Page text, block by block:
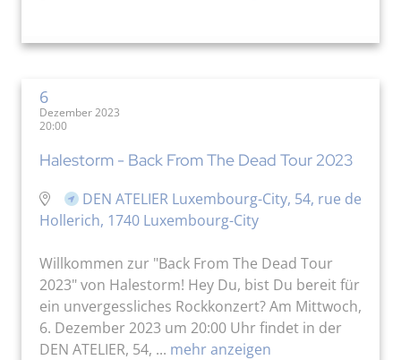
6
Dezember 2023
20:00
Halestorm - Back From The Dead Tour 2023
DEN ATELIER Luxembourg-City, 54, rue de
Hollerich, 1740 Luxembourg-City
Willkommen zur "Back From The Dead Tour
2023" von Halestorm! Hey Du, bist Du bereit für
ein unvergessliches Rockkonzert? Am Mittwoch,
6. Dezember 2023 um 20:00 Uhr findet in der
DEN ATELIER, 54, ... mehr anzeigen